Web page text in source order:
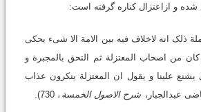
و ازاعتزال کناره گرفته است:
ذلک انه لاخلاف فیه بین الامة الا شیء یحکى
من اصحاب المعتزلة ثم التحق بالمجبرة و
یشنع علینا و یقول ان المعتزلة ینکرون عذاب
عبدالجبار، شرح الاصول الخمسة ، 730).